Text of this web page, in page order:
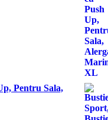
Pentru Sala,